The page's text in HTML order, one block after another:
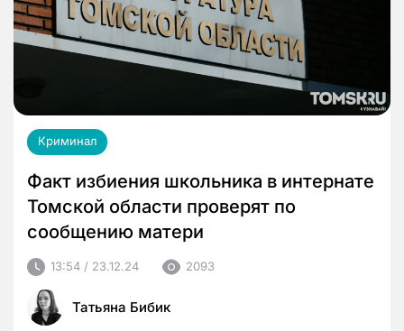
Криминал
Факт избиения школьника в интернате
Томской области проверят по
сообщению матери
13:54 / 23.12.24 2093
Татьяна Бибик